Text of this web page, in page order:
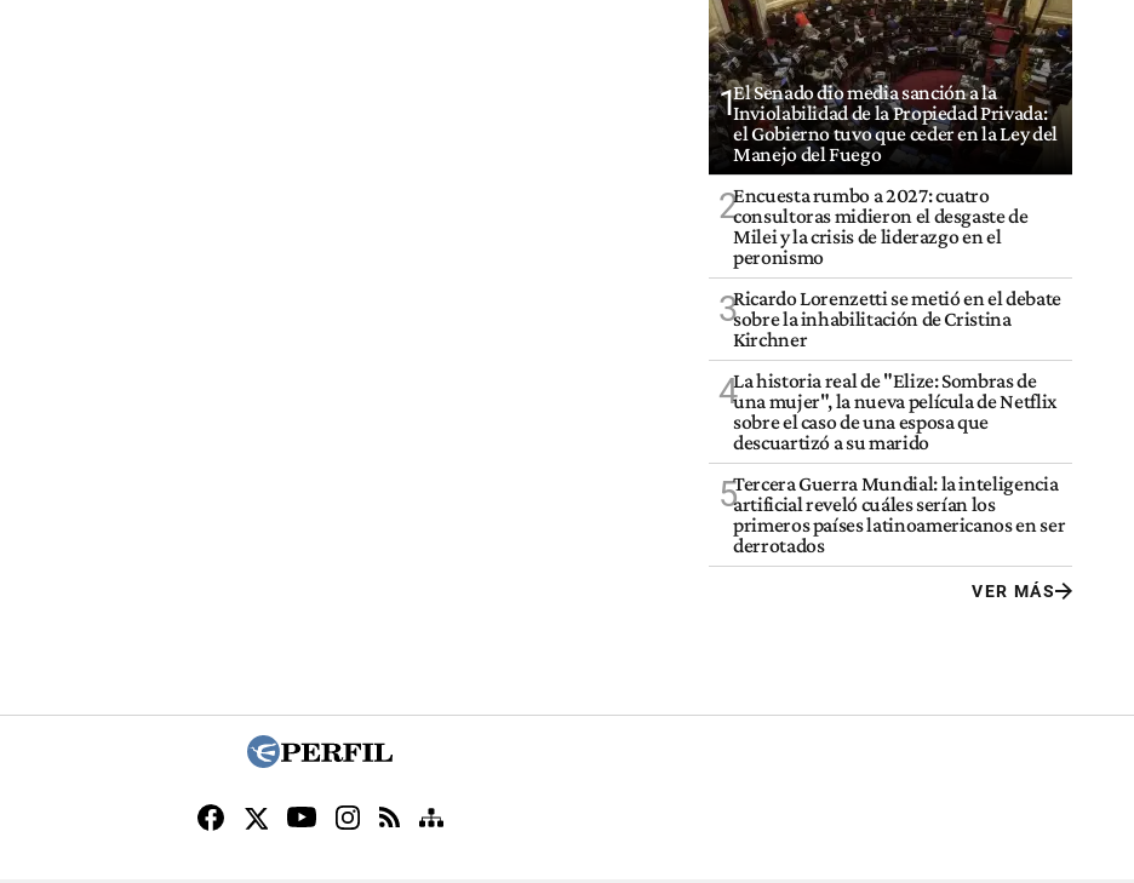
1El Senado dio media sanción a la
Inviolabilidad de la Propiedad Privada:
el Gobierno tuvo que ceder en la Ley del
Manejo del Fuego
2Encuesta rumbo a 2027: cuatro
consultoras midieron el desgaste de
Milei y la crisis de liderazgo en el
peronismo
3Ricardo Lorenzetti se metió en el debate
sobre la inhabilitación de Cristina
Kirchner
4La historia real de "Elize: Sombras de
una mujer", la nueva película de Netflix
sobre el caso de una esposa que
descuartizó a su marido
5Tercera Guerra Mundial: la inteligencia
artificial reveló cuáles serían los
primeros países latinoamericanos en ser
derrotados
VER MÁS